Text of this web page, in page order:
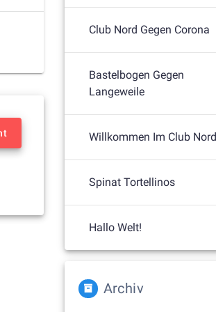
Club Nord Gegen Corona
Bastelbogen Gegen
Langeweile
Willkommen Im Club Nord
Spinat Tortellinos
Hallo Welt!
Archiv